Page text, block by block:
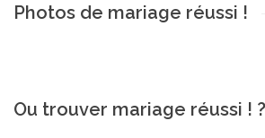
Photos de mariage réussi !
Ou trouver mariage réussi ! ?